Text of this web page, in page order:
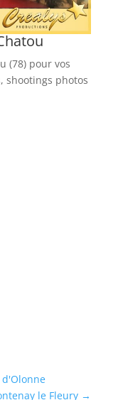
(78) pour vos
shootings photos
d'Olonne
le Fleury →